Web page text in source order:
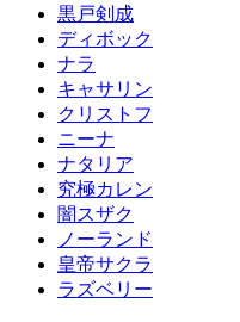
黒戸剣成
ディボック
ナラ
キャサリン
クリストフ
ニーナ
ナタリア
究極カレン
闇スザク
ノーランド
皇帝サクラ
ラズベリー